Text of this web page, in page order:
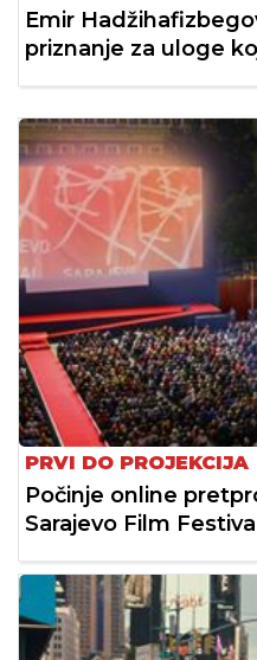
Emir
priznanje za uloge
PRVI DO PROJEKCIJA
Počinje online
Sarajevo Film Festival